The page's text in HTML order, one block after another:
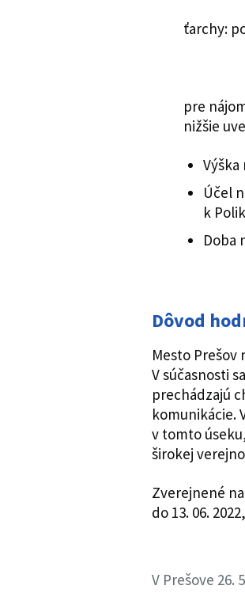
ťarchy:
pre
nižšie
Účel
k
Doba
Dôvod
Mesto
V súčasnosti
prechádzajú
komunikácie.
v tomto
širokej
Zverejnené
do 13. 06.
V Prešove 26.